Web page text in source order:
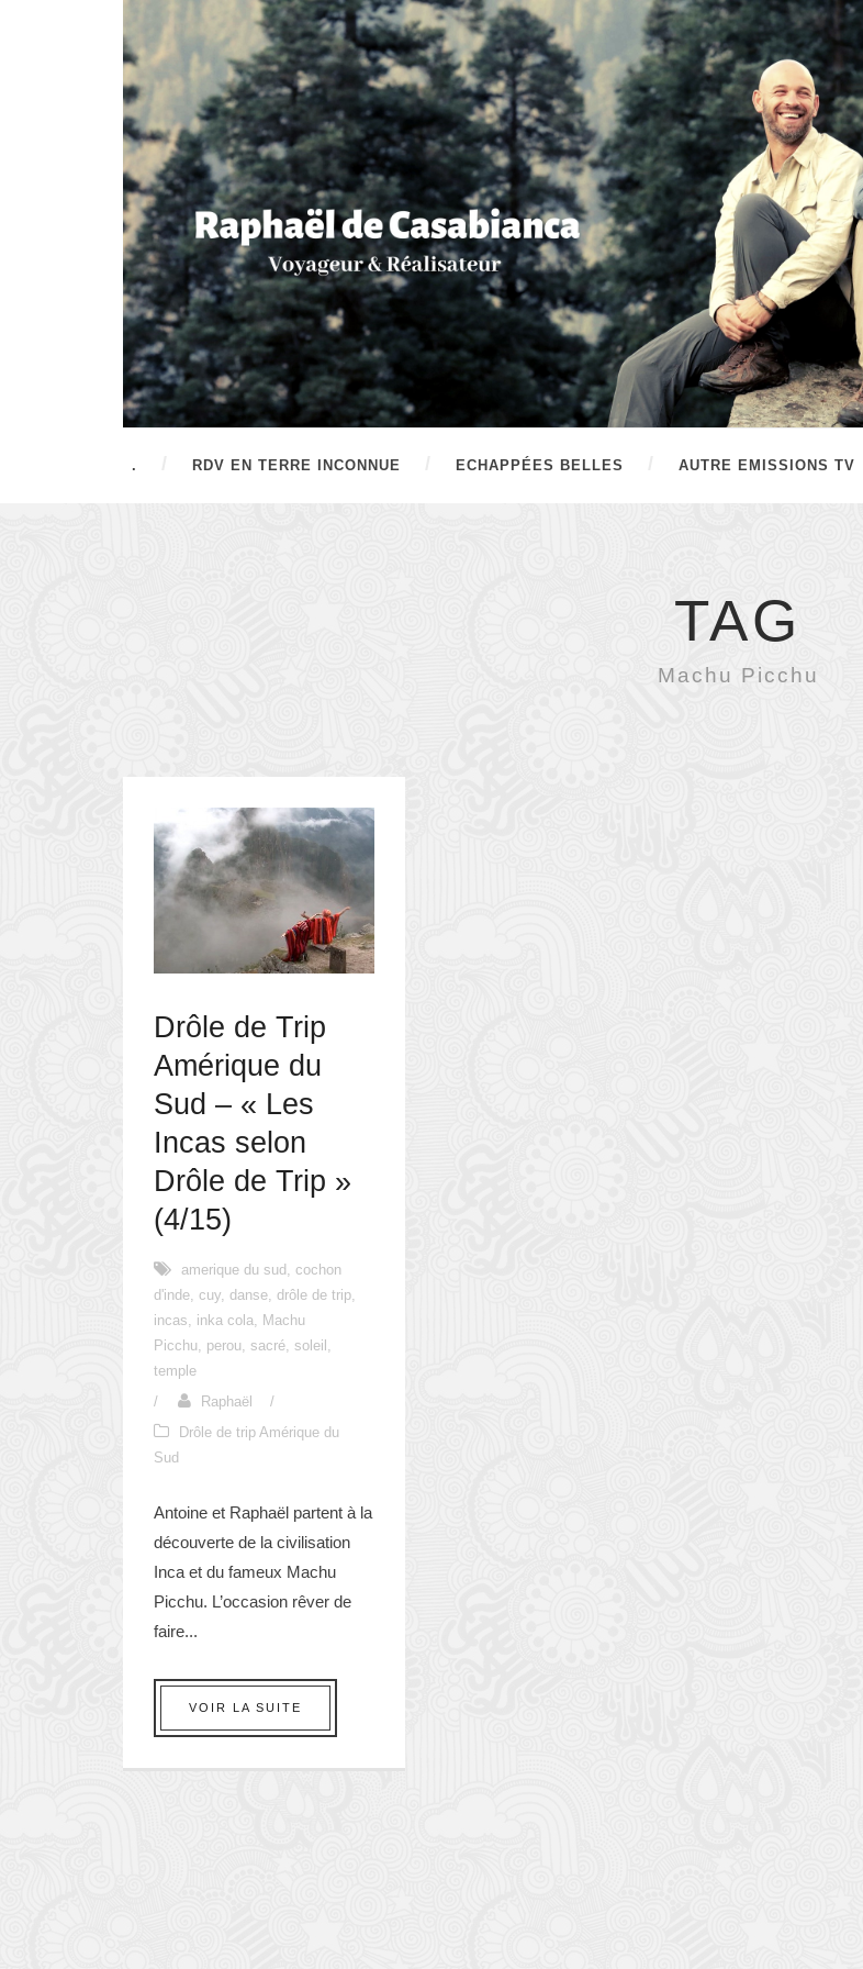
. RDV EN TERRE INCONNUE ECHAPPÉES BELLES AUTRE EMISSIONS TV
TAG
Machu Picchu
Drôle de Trip
Amérique du
Sud – « Les
Incas selon
Drôle de Trip »
(4/15)
amerique du sud
cochon
d'inde cuy danse drôle de trip
incas
inka cola
Machu
Picchu
perou sacré soleil
temple
/
Raphaël
/
Drôle de trip Amérique du
Sud
Antoine et Raphaël partent à la
découverte de la civilisation
Inca et du fameux Machu
Picchu. L’occasion rêver de
faire...
VOIR LA SUITE